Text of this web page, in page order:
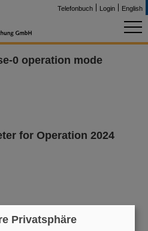
Telefonbuch Login English
0 operation mode
for Operation 2024
Matrix
Privatsphäre